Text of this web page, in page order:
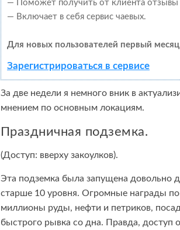
— Поможет получить от клиента отзывы
— Включает в себя сервис чаевых.
Для новых пользователей первый
Зарегистрироваться в сервисе
За две недели я немного вник в
мнением по основным локациям.
Праздничная подземка.
(Доступ: вверху закоулков).
Эта подземка была запущена довольно
старше 10 уровня. Огромные награды
миллионы руды, нефти и петриков,
быстрого рывка со дна. Правда, доступ